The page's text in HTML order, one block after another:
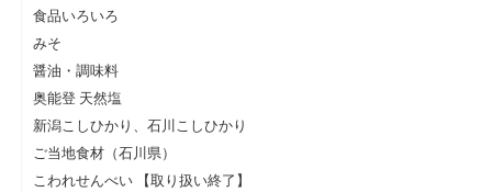
食品いろいろ
みそ
醤油・調味料
奥能登 天然塩
新潟こしひかり、石川こしひかり
ご当地食材（石川県）
こわれせんべい 【取り扱い終了】